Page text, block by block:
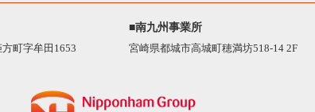
町字牟田1653
■南九州事業所
宮崎県都城市高城町穂満坊518-14 2F